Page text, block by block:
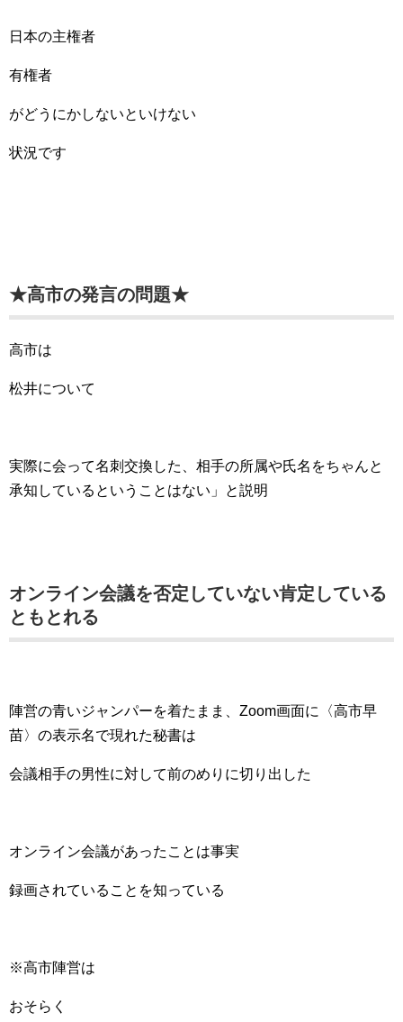
日本の主権者
有権者
がどうにかしないといけない
状況です
★高市の発言の問題★
高市は
松井について
実際に会って名刺交換した、相手の所属や氏名をちゃんと
承知しているということはない」と説明
オンライン会議を否定していない肯定している
ともとれる
陣営の青いジャンパーを着たまま、Zoom画面に〈高市早
苗〉の表示名で現れた秘書は
会議相手の男性に対して前のめりに切り出した
オンライン会議があったことは事実
録画されていることを知っている
※高市陣営は
おそらく